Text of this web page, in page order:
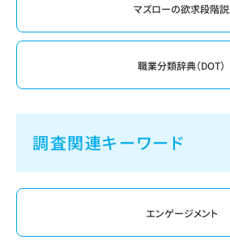
マズローの欲求段階説
職業分類辞典（DOT）
調査関連キーワード
エンゲージメント